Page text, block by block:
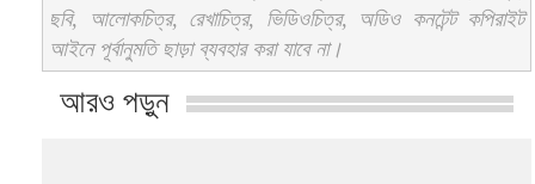
ছবি, আলোকচিত্র, রেখাচিত্র, ভিডিওচিত্র, অডিও কনটেন্ট কপিরাইট
আইনে পূর্বানুমতি ছাড়া ব্যবহার করা যাবে না।
আরও পড়ুন